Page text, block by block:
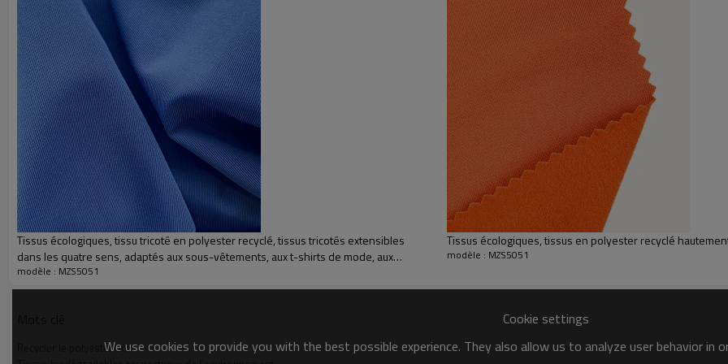
TISSU DURABLE
- Composé à
léger, doux et résistant. Il ne se
le laver à la main à l'eau claire et
POLYVALENT Que vous
des tenues de danse, des
vêtement, notre tissu
Tissus biodégradables respectueux de l'environnement
150 cm
Tissus écologiques, tissu tricoté en polyester recyclé, tissus tricotés extensibles
dans les quatre sens, adaptés aux sous-vêtements, aux t-shirts de mode, aux
vêtements de sport
modèle : MZS5051
Tissus écologiques, tissus en polyester recyclé
modèle : MZS5051
Recycler le polyester uni
Cookie settings
We use cookies to provide you with the best possible experience. They also allow us to analyze user behavior